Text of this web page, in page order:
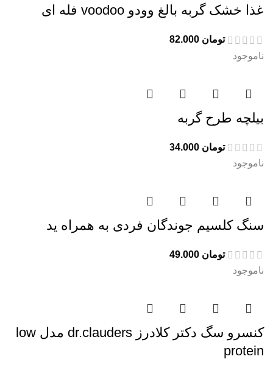
غذا خشک گربه بالغ وودو voodoo فله ای
تومان
ناموجود
بیلچه طرح گربه
تومان
ناموجود
سنگ کلسیم جوندگان فردی به همراه ید
تومان
ناموجود
کنسرو سگ دکتر کلادرز dr.clauders مدل low
protein